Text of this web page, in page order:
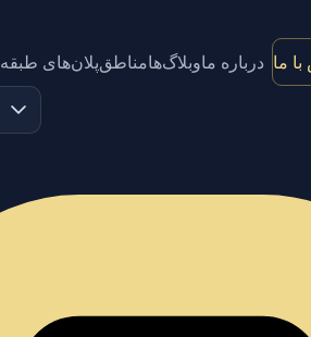
پلان‌های طبقهمناطقوبلاگ‌هادرباره ما ما